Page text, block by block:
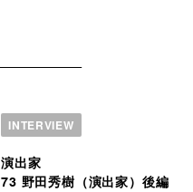
INTERVIEW
演出家
73 野田秀樹（演出家）後編